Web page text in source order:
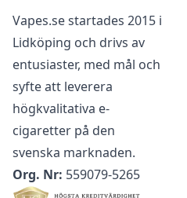
Vapes.se startades 2015 i
Lidköping och drivs av
entusiaster, med mål och
syfte att leverera
högkvalitativa e-
cigaretter på den
svenska marknaden.
Org. Nr: 559079-5265